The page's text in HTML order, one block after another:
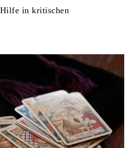
in kritischen